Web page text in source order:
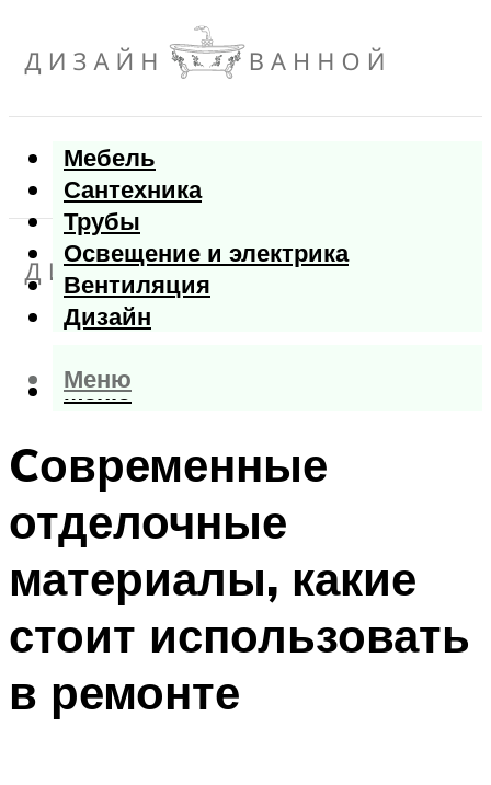
Мебель
Сантехника
Трубы
Освещение и электрика
Вентиляция
Дизайн
Меню
Меню
Cовременные
отделочные
материалы, какие
стоит использовать
в ремонте